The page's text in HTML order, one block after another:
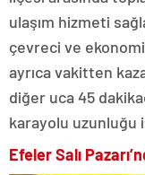
ulaşım hizmeti
çevreci ve
ayrıca vakitten
diğer uca 45
karayolu uzunluğu
Efeler Salı